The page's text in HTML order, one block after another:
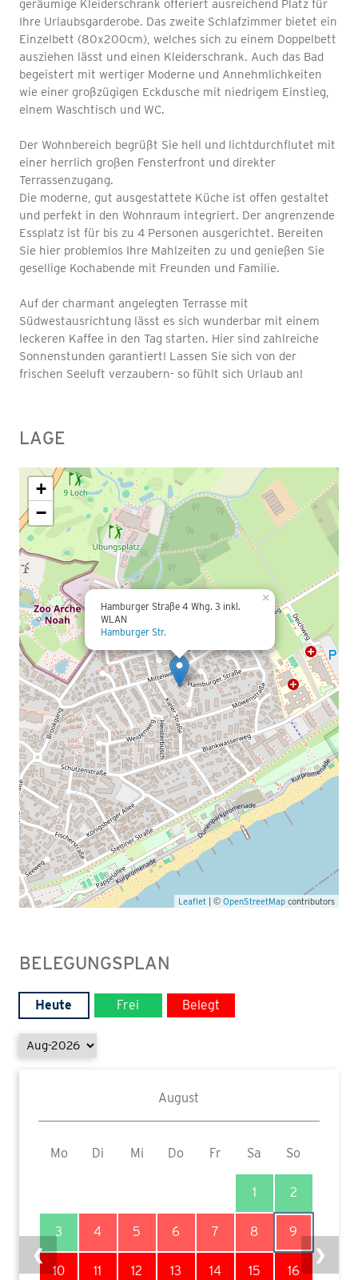
geräumige Kleiderschrank offeriert ausreichend Platz für
Ihre Urlaubsgarderobe. Das zweite Schlafzimmer bietet ein
Einzelbett (80x200cm), welches sich zu einem Doppelbett
ausziehen lässt und einen Kleiderschrank. Auch das Bad
begeistert mit wertiger Moderne und Annehmlichkeiten
wie einer großzügigen Eckdusche mit niedrigem Einstieg,
einem Waschtisch und WC.
Der Wohnbereich begrüßt Sie hell und lichtdurchflutet mit
einer herrlich großen Fensterfront und direkter
Terrassenzugang.
Die moderne, gut ausgestattete Küche ist offen gestaltet
und perfekt in den Wohnraum integriert. Der angrenzende
Essplatz ist für bis zu 4 Personen ausgerichtet. Bereiten
Sie hier problemlos Ihre Mahlzeiten zu und genießen Sie
gesellige Kochabende mit Freunden und Familie.
Auf der charmant angelegten Terrasse mit
Südwestausrichtung lässt es sich wunderbar mit einem
leckeren Kaffee in den Tag starten. Hier sind zahlreiche
Sonnenstunden garantiert! Lassen Sie sich von der
frischen Seeluft verzaubern- so fühlt sich Urlaub an!
LAGE
Hamburger Straße 4 Whg. 3 inkl.
WLAN
Hamburger Str.
×
+
−
Leaflet | ©OpenStreetMap contributors
BELEGUNGSPLAN
Heute Frei Belegt
August
Mo Di Mi Do Fr Sa So
1 2
3 4 5 6 7 8 9
10 11 12 13 14 15 16
❮ ❯